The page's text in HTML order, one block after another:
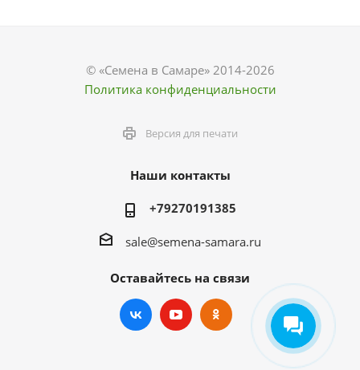
© «Семена в Самаре» 2014-2026
Политика конфиденциальности
Версия для печати
Наши контакты
+79270191385
sale@semena-samara.ru
Оставайтесь на связи